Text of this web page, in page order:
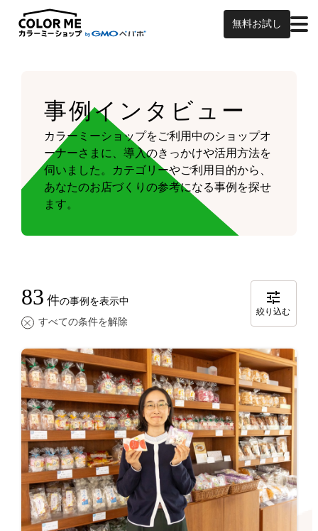
無料お試し
事例インタビュー
カラーミーショップをご利用中のショップオ
ーナーさまに、導入のきっかけや活用方法を
伺いました。 カテゴリーやご利用目的から、
あなたのお店づくりの参考になる事例を探せ
ます。
83 件の事例を表示中
すべての条件を解除
絞り込む